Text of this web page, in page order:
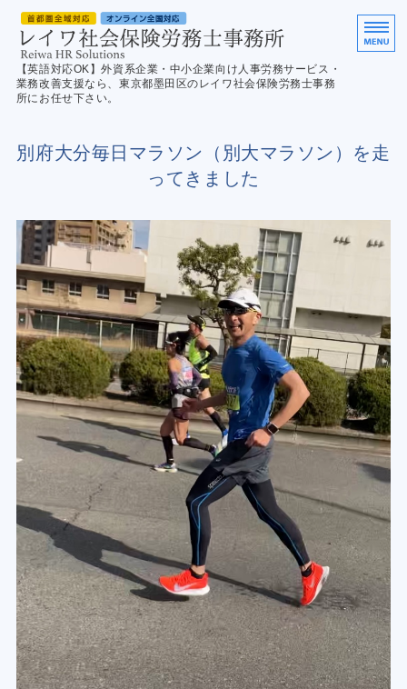
【英語対応OK】外資系企業・中小企業向け人事労務サービス・
業務改善支援なら、東京都墨田区のレイワ社会保険労務士事務
所にお任せ下さい。
English
お問合せ／Contact us
別府大分毎日マラソン（別大マラソン）を走
ってきました